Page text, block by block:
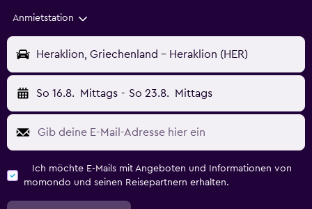
Anmietstation
Heraklion, Griechenland - Heraklion (HER)
So 16.8. Mittags - So 23.8. Mittags
Ich möchte E-Mails mit Angeboten und Informationen von
momondo und seinen Reisepartnern erhalten.